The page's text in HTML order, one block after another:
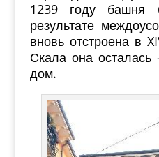
1239 году башня
результате
вновь отстроена в
Скала она
дом.